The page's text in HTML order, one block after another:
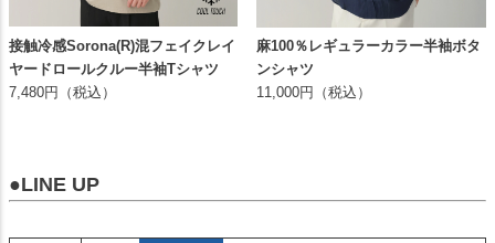
接触冷感Sorona(R)混フェイクレイ
ヤードロールクルー半袖Tシャツ
7,480円（税込）
麻100％レギュラーカラー半袖ボタ
ンシャツ
11,000円（税込）
●LINE UP